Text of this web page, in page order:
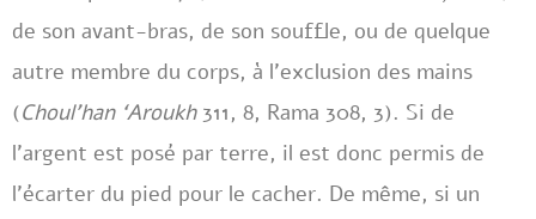
de son avant-bras, de son souffle, ou de quelque
autre membre du corps, à l’exclusion des mains
(Choul’han ‘Aroukh311, 8, Rama 308, 3). Si de
l’argent est posé par terre, il est donc permis de
l’écarter du pied pour le cacher. De même, si un